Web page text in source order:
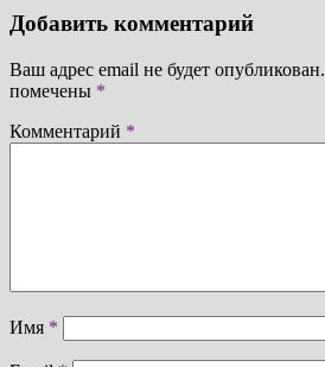
Добавить комментарий
Ваш адрес email не будет опубликован.
помечены *
Комментарий *
Имя *